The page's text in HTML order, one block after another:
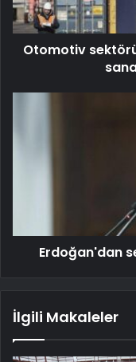
Otomotiv
Erdoğan'dan
İlgili Makaleler